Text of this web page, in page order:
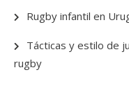
Rugby infantil en
Tácticas y estilo de
rugby